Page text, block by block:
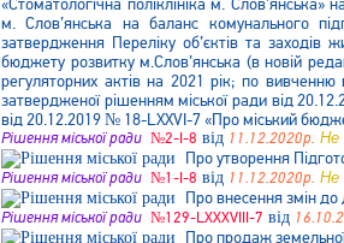
м. Слов’янська на баланс комунального
затвердження Переліку об’єктів та заходів
бюджету розвитку м.Слов’янська (в новій
регуляторних актів на 2021 рік; по
затвердженої рішенням міської ради від
від 20.12.2019 № 18-LXXVI-7 «Про міський
Рішення міської ради №2-І-8 від 11.12.2020р. Не
Про утворення
Рішення міської ради №1-І-8 від 11.12.2020р. Не
Про внесення змін
Рішення міської ради №129-LXXXVIII-7 від
Про продаж